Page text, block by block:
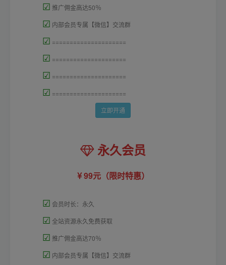
☑ 推广佣金高达50％
☑ 内部会员专属【微信】交流群
☑ =====================
☑ =====================
☑ =====================
☑ =====================
立即开通
永久会员
99元（限时特惠）
☑ 会员时长：永久
☑ 全站资源永久免费获取
☑ 推广佣金高达70％
☑ 内部会员专属【微信】交流群